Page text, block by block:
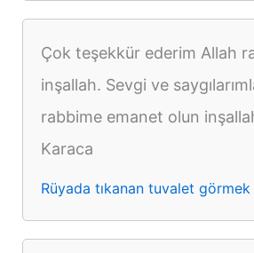
Çok teşekkür ederim Allah
inşallah. Sevgi ve
rabbime emanet olun
Karaca
Rüyada tıkanan tuvalet görmek